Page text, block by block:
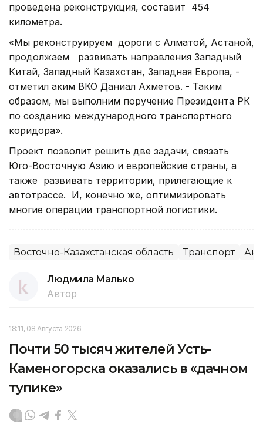
проведена реконструкция, составит 454
километра.
«Мы реконструируем дороги с Алматой, Астаной,
продолжаем развивать направления Западный
Китай, Западный Казахстан, Западная Европа, -
отметил аким ВКО Даниал Ахметов. - Таким
образом, мы выполним поручение Президента РК
по созданию международного транспортного
коридора».
Проект позволит решить две задачи, связать
Юго-Восточную Азию и европейские страны, а
также развивать территории, прилегающие к
автотрассе. И, конечно же, оптимизировать
многие операции транспортной логистики.
Восточно-Казахстанская область Транспорт
Людмила Малько
Автор
18:11, 08 Августа 2026
Почти 50 тысяч жителей Усть-
Каменогорска оказались в «дачном
тупике»